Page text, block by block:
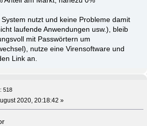
nutzt und keine Probleme damit
laufende Anwendungen usw.), bleib
mit Passwörtern um
nutze eine Virensoftware und
Link an.
518
2020, 20:18:42 »